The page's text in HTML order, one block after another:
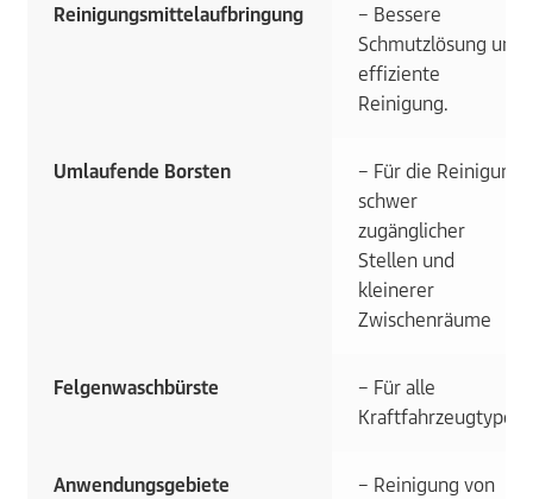
Reinigungsmittelaufbringung
– Bessere
Schmutzlösung und
effiziente
Reinigung.
Umlaufende Borsten
– Für die Reinigung
schwer
zugänglicher
Stellen und
kleinerer
Zwischenräume
Felgenwaschbürste
– Für alle
Kraftfahrzeugtypen
Anwendungsgebiete
– Reinigung von